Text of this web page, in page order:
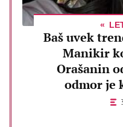
Baš uvek
Manikir
Orašanin
odmor je